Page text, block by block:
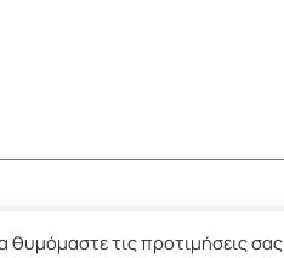
θυμόμαστε τις προτιμήσεις σας